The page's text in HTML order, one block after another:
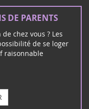
DE PARENTS
chez vous ? Les
de se loger
raisonnable